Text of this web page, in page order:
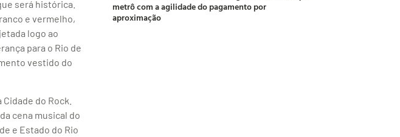
será histórica.
e vermelho,
logo ao
para o Rio de
vestido do
do Rock.
cena musical do
e Estado do Rio
metrô com a agilidade do pagamento por
aproximação